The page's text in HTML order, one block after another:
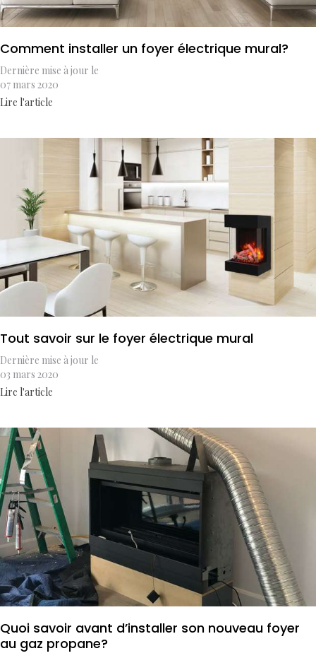
Comment installer un foyer électrique mural?
Dernière mise à jour le
07 mars 2020
Lire l'article
Tout savoir sur le foyer électrique mural
Dernière mise à jour le
03 mars 2020
Lire l'article
Quoi savoir avant d’installer son nouveau foyer
au gaz propane?